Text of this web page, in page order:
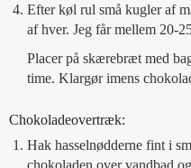
Efter køl rul små kugler af
af hver. Jeg får mellem 20-
Placer på skærebræt med
time. Klargør imens
Chokoladeovertræk:
Hak hasselnødderne fint i